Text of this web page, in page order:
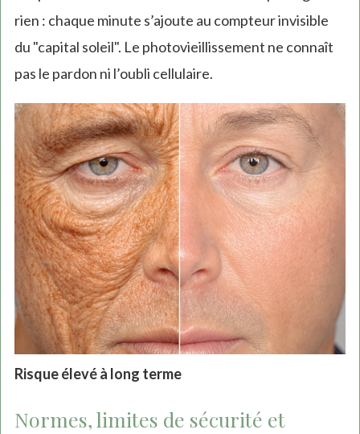
rien : chaque minute s’ajoute au compteur invisible
du "capital soleil". Le photovieillissement ne connaît
pas le pardon ni l’oubli cellulaire.
Risque élevé à long terme
Normes, limites de sécurité et